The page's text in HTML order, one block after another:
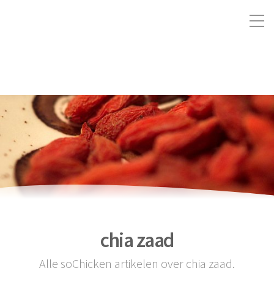
chia zaad
Alle soChicken artikelen over chia zaad.